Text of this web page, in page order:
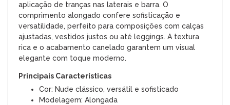
aplicação de tranças nas laterais e barra. O
comprimento alongado confere sofisticação e
versatilidade, perfeito para composições com calças
ajustadas, vestidos justos ou até leggings. A textura
rica e o acabamento canelado garantem um visual
elegante com toque moderno.
Principais Características
Cor: Nude clássico, versátil e sofisticado
Modelagem: Alongada